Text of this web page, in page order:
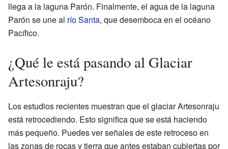
llega a la laguna Parón. Finalmente, el agua de la laguna
Parón se une al río Santa, que desemboca en el océano
Pacífico.
¿Qué le está pasando al Glaciar
Artesonraju?
Los estudios recientes muestran que el glaciar Artesonraju
está retrocediendo. Esto significa que se está haciendo
más pequeño. Puedes ver señales de este retroceso en
las zonas de rocas y tierra que antes estaban cubiertas por